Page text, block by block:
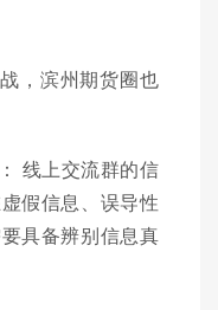
，滨州期货圈也
线上交流群的信
假信息、误导性
具备辨别信息真